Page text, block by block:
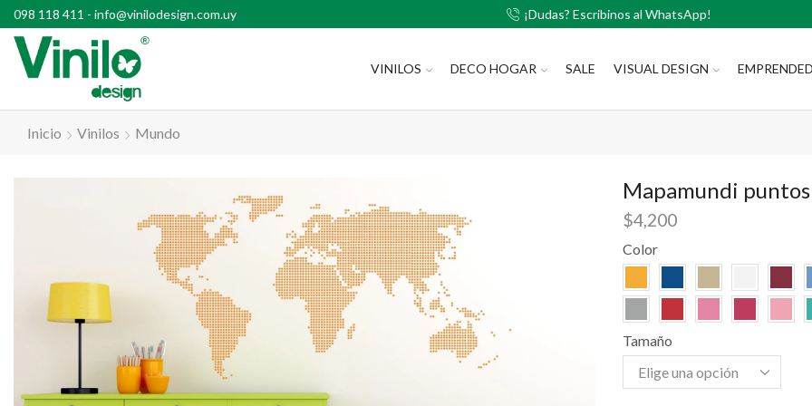
098 118 411 - info@vinilodesign.com.uy
con compras superiores a $2500 ¡Dudas? Escribinos al WhatsApp!
VINILOS DECO HOGAR SALE VISUAL DESIGN
Inicio Vinilos Mundo
Mapamundi puntos
$4,200
Color
Tamaño